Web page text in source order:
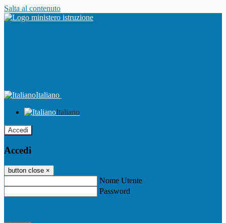
Salta al contenuto
Italiano
Italiano
Accedi
Accedi
button close ×
Nome Utente
Password